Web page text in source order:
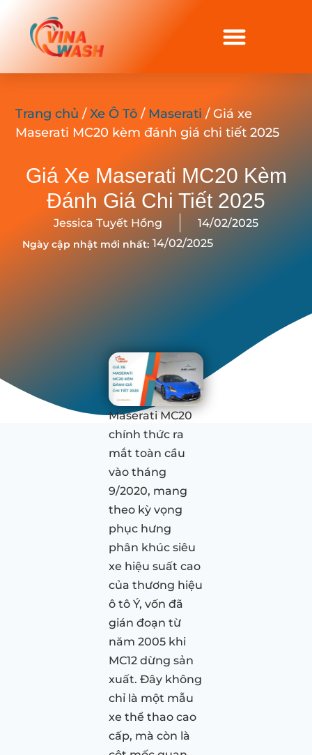
Trang chủ /Xe Ô Tô / Maserati / Giá xe
Maserati MC20 kèm đánh giá chi tiết 2025
Giá Xe Maserati MC20 Kèm
Đánh Giá Chi Tiết 2025
Jessica Tuyết Hồng 14/02/2025
Ngày cập nhật mới nhất: 14/02/2025
Maserati MC20
chính thức ra
mắt toàn cầu
vào tháng
9/2020, mang
theo kỳ vọng
phục hưng
phân khúc siêu
xe hiệu suất cao
của thương hiệu
ô tô Ý, vốn đã
gián đoạn từ
năm 2005 khi
MC12 dừng sản
xuất. Đây không
chỉ là một mẫu
xe thể thao cao
cấp, mà còn là